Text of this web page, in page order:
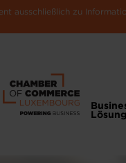
ausschließlich zu